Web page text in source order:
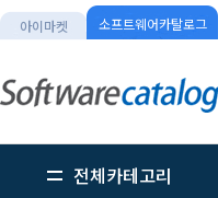
아이마켓 소프트웨어카탈로그
전체카테고리